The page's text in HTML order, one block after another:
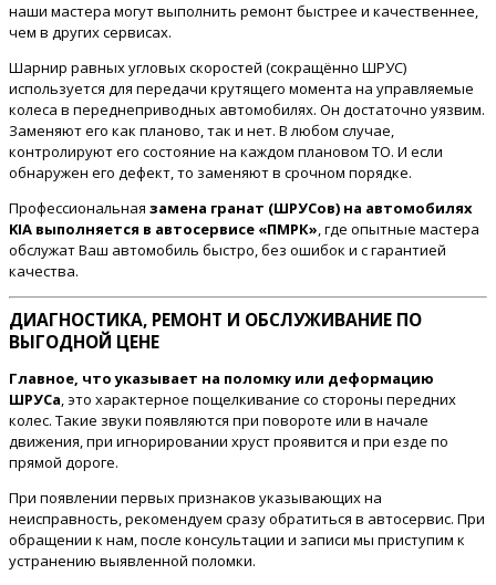
наши мастера могут выполнить ремонт быстрее и качественнее,
чем в других сервисах.
Шарнир равных угловых скоростей (сокращённо ШРУС)
используется для передачи крутящего момента на управляемые
колеса в переднеприводных автомобилях. Он достаточно уязвим.
Заменяют его как планово, так и нет. В любом случае,
контролируют его состояние на каждом плановом ТО. И если
обнаружен его дефект, то заменяют в срочном порядке.
Профессиональная замена гранат (ШРУСов) на автомобилях
KIA выполняется в автосервисе «ПМРК», где опытные мастера
обслужат Ваш автомобиль быстро, без ошибок и с гарантией
качества.
ДИАГНОСТИКА, РЕМОНТ И ОБСЛУЖИВАНИЕ ПО
ВЫГОДНОЙ ЦЕНЕ
Главное, что указывает на поломку или деформацию
ШРУСа, это характерное пощелкивание со стороны передних
колес. Такие звуки появляются при повороте или в начале
движения, при игнорировании хруст проявится и при езде по
прямой дороге.
При появлении первых признаков указывающих на
неисправность, рекомендуем сразу обратиться в автосервис. При
обращении к нам, после консультации и записи мы приступим к
устранению выявленной поломки.